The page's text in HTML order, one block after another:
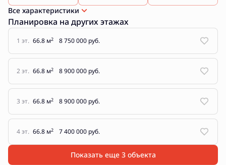
Все характеристики
Планировка на других этажах
1 эт. 66.8 м2 8 750 000 руб.
2 эт. 66.8 м2 8 900 000 руб.
3 эт. 66.8 м2 8 900 000 руб.
4 эт. 66.8 м2 7 400 000 руб.
Показать еще 3 объектa